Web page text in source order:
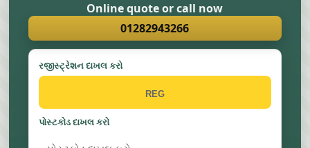
Online quote or call now
01282943266
રજીસ્ટ્રેશન દાખલ કરો
પોસ્ટકોડ દાખલ કરો